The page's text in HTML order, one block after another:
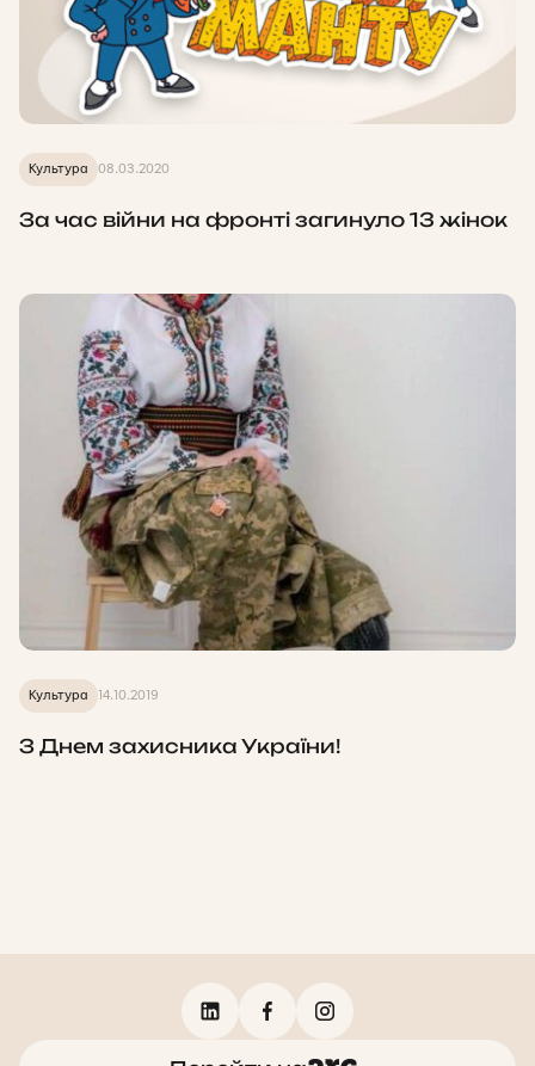
Культура 08.03.2020
За час війни на фронті загинуло 13 жінок
Культура 14.10.2019
З Днем захисника України!